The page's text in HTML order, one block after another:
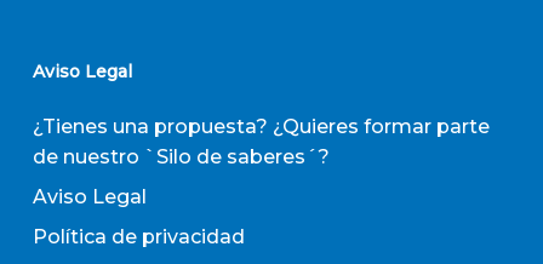
Aviso Legal
¿Tienes una propuesta? ¿Quieres formar parte
de nuestro `Silo de saberes´?
Aviso Legal
Política de privacidad